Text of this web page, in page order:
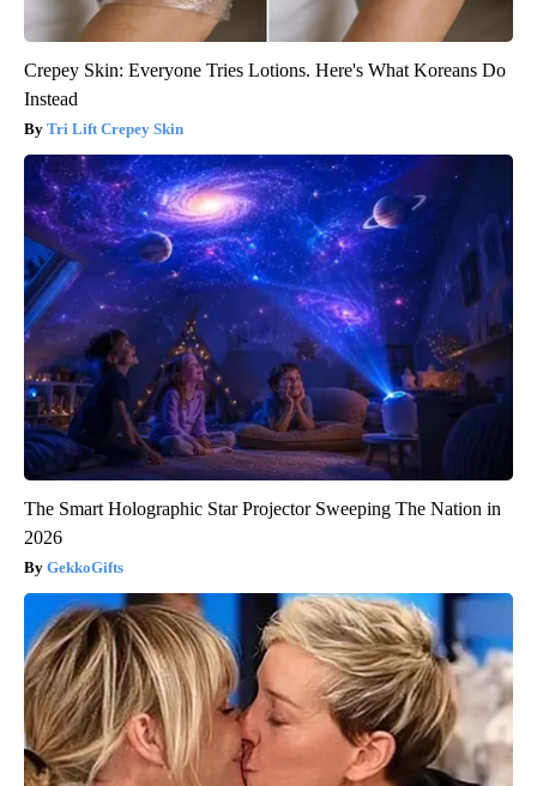
Crepey Skin: Everyone Tries Lotions. Here's What Koreans Do
Instead
Tri Lift Crepey Skin
The Smart Holographic Star Projector Sweeping The Nation in
2026
GekkoGifts